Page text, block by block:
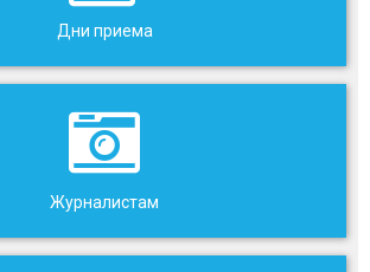
Дни приема
Журналистам